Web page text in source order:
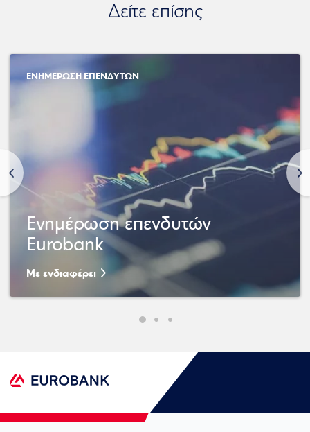
Δείτε επίσης
<
ΕΝΗΜΕΡΩΣΗ ΕΠΕΝΔΥΤΩΝ
Ενημέρωση επενδυτών
Eurobank
Με ενδιαφέρει
>